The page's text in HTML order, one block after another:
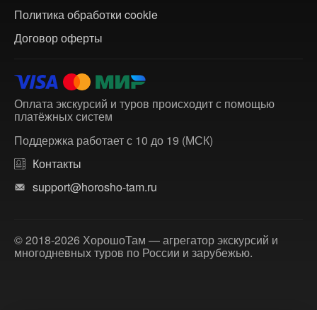
Политика обработки cookie
Договор оферты
Оплата экскурсий и туров происходит с помощью
платёжных систем
Поддержка работает с 10 до 19 (МСК)
Контакты
support@horosho-tam.ru
© 2018-2026 ХорошоТам — агрегатор экскурсий и
многодневных туров по России и зарубежью.